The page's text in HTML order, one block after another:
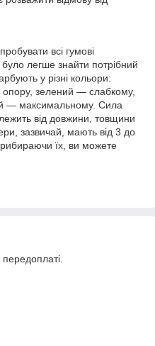
всі гумові
легше знайти потрібний
у різні кольори:
опору, зелений — слабкому,
— максимальному. Сила
від довжини, товщини
зазвичай, мають від 3 до
їх, ви можете